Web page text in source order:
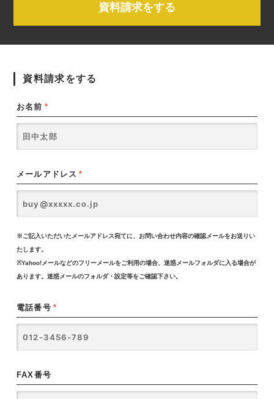
資料請求をする
資料請求をする
お名前 *
メールアドレス *
※ご記入いただいたメールアドレス宛てに、お問い合わせ内容の確認メールをお送りい
たします。
※Yahoo!メールなどのフリーメールをご利用の場合、迷惑メールフォルダに入る場合が
あります。迷惑メールのフォルダ・設定等をご確認下さい。
電話番号 *
FAX番号